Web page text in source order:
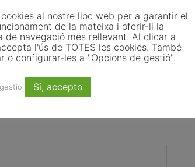
que
El Pla de Barris mobilitza 117
municipis catalans per impulsar la
regeneració urbana
al nostre lloc web per a garantir el
de la mateixa i oferir-li la
de navegació més rellevant. Al clicar a
l'ús de TOTES les cookies. També
o configurar-les a "Opcions de gestió".
Sí, accepto